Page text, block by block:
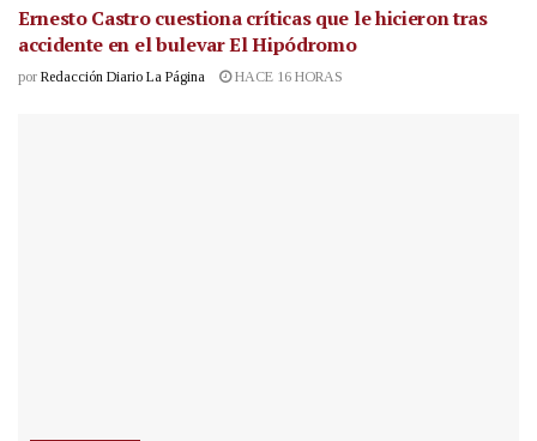
Ernesto Castro cuestiona críticas que le hicieron tras
accidente en el bulevar El Hipódromo
por Redacción Diario La Página HACE 16 HORAS